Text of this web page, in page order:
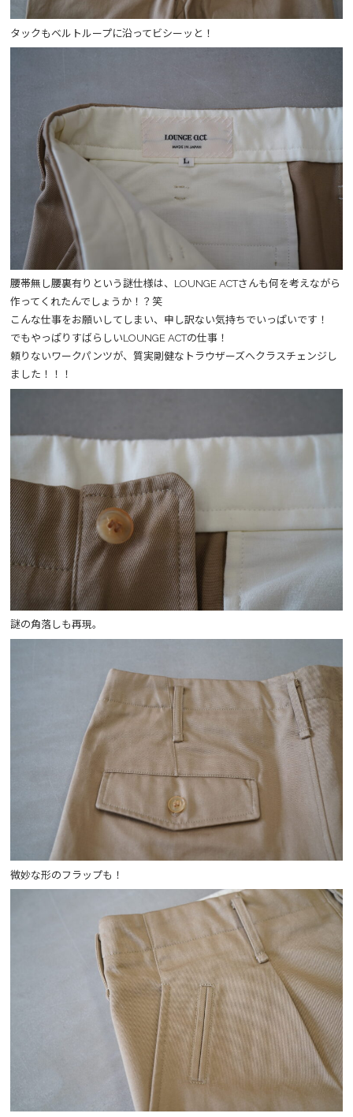
タックもベルトループに沿ってビシーッと！
腰帯無し腰裏有りという謎仕様は、LOUNGE ACTさんも何を考えながら
作ってくれたんでしょうか！？笑
こんな仕事をお願いしてしまい、申し訳ない気持ちでいっぱいです！
でもやっぱりすばらしいLOUNGE ACTの仕事！
頼りないワークパンツが、質実剛健なトラウザーズへクラスチェンジし
ました！！！
謎の角落しも再現。
微妙な形のフラップも！